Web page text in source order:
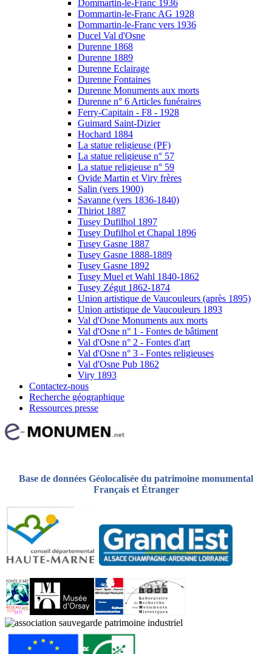
Dommartin-le-Franc 1936
Dommartin-le-Franc AG 1928
Dommartin-le-Franc vers 1936
Ducel Val d'Osne
Durenne 1868
Durenne 1889
Durenne Eclairage
Durenne Fontaines
Durenne Monuments aux morts
Durenne n° 6 Articles funéraires
Ferry-Capitain - F8 - 1928
Guimard Saint-Dizier
Hochard 1884
La statue religieuse (PF)
La statue religieuse n° 57
La statue religieuse n° 59
Ovide Martin et Viry frères
Salin (vers 1900)
Savanne (vers 1836-1840)
Thiriot 1887
Tusey Dufilhol 1897
Tusey Dufilhol et Chapal 1896
Tusey Gasne 1887
Tusey Gasne 1888-1889
Tusey Gasne 1892
Tusey Muel et Wahl 1840-1862
Tusey Zégut 1862-1874
Union artistique de Vaucouleurs (après 1895)
Union artistique de Vaucouleurs 1893
Val d'Osne Monuments aux morts
Val d'Osne n° 1 - Fontes de bâtiment
Val d'Osne n° 2 - Fontes d'art
Val d'Osne n° 3 - Fontes religieuses
Val d'Osne Pub 1862
Viry 1893
Contactez-nous
Recherche géographique
Ressources presse
Base de données Géolocalisée du patrimoine monumental
Français et Étranger